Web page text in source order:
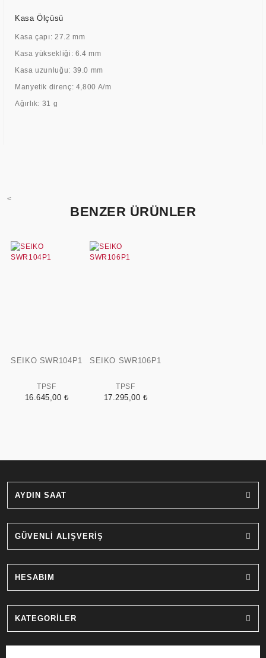
Kasa Ölçüsü
Kasa çapı: 27.2 mm
Kasa yüksekliği: 6.4 mm
Kasa uzunluğu: 39.0 mm
Manyetik direnç: 4,800 A/m
Ağırlık: 31 g
<
BENZER ÜRÜNLER
SEIKO SWR104P1
TPSF
16.645,00 ₺
SEIKO SWR106P1
TPSF
17.295,00 ₺
AYDIN SAAT
GÜVENLİ ALIŞVERİŞ
HESABIM
KATEGORİLER